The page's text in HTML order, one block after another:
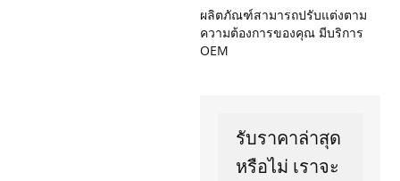
ผลิตภัณฑ์สามารถปรับแต่งตาม
ความต้องการของคุณ มีบริการ
OEM
รับราคาล่าสุด
หรือไม่ เราจะ